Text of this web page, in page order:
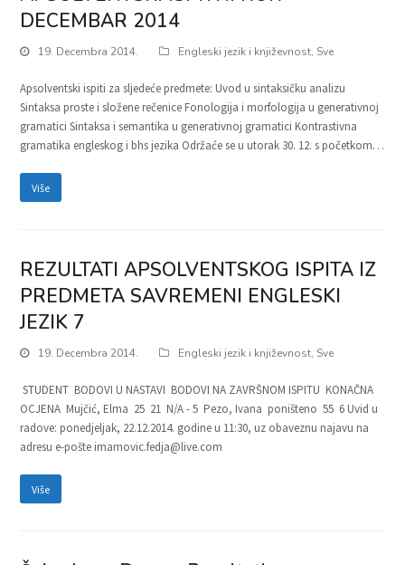
DECEMBAR 2014
19. Decembra 2014. Engleski jezik i književnost, Sve
Apsolventski ispiti za sljedeće predmete: Uvod u sintaksičku analizu
Sintaksa proste i složene rečenice Fonologija i morfologija u generativnoj
gramatici Sintaksa i semantika u generativnoj gramatici Kontrastivna
gramatika engleskog i bhs jezika Održaće se u utorak 30. 12. s početkom…
Više
REZULTATI APSOLVENTSKOG ISPITA IZ
PREDMETA SAVREMENI ENGLESKI
JEZIK 7
19. Decembra 2014. Engleski jezik i književnost, Sve
STUDENT BODOVI U NASTAVI BODOVI NA ZAVRŠNOM ISPITU KONAČNA
OCJENA Mujčić, Elma 25 21 N/A - 5 Pezo, Ivana poništeno 55 6 Uvid u
radove: ponedjeljak, 22.12.2014. godine u 11:30, uz obaveznu najavu na
adresu e-pošte imamovic.fedja@live.com
Više